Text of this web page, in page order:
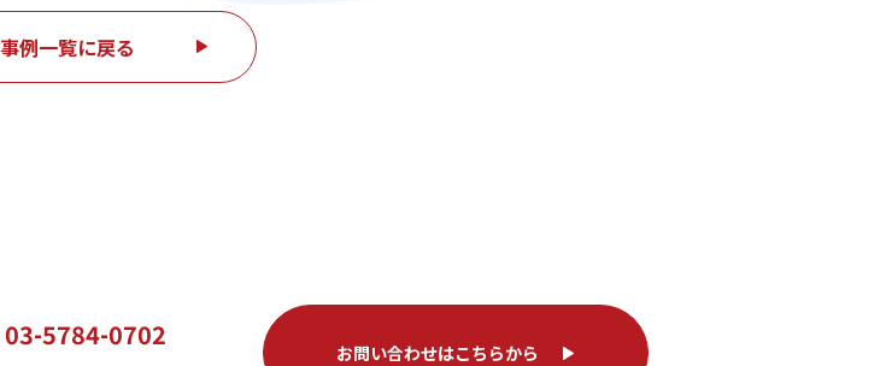
事例一覧に戻る
03-5784-0702
お問い合わせはこちらから